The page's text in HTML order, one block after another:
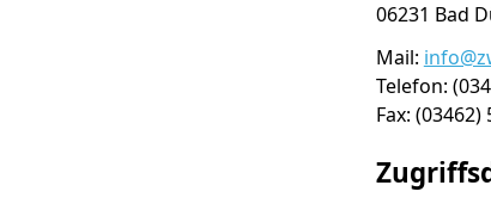
Mail:
Telefon:
Fax: (03462)